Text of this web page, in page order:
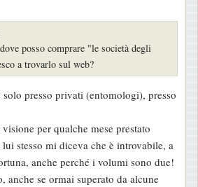
posso comprare "le società degli
a trovarlo sul web?
presso privati (entomologi), presso
per qualche mese prestato
stesso mi diceva che è introvabile, a
anche perché i volumi sono due!
anche se ormai superato da alcune